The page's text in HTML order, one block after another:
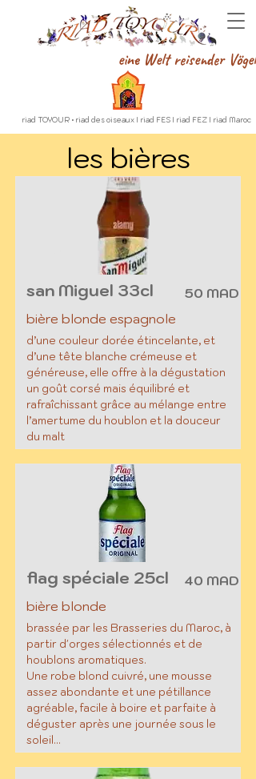
eine Welt reisender Vögel
riad TOYOUR • riad des oiseaux I riad FES I riad FEZ I riad Maroc
les bières
san Miguel 33cl
50 MAD
bière blonde espagnole
d’une couleur dorée étincelante, et
d’une tête blanche crémeuse et
généreuse, elle offre à la dégustation
un goût corsé mais équilibré et
rafraîchissant grâce au mélange entre
l’amertume du houblon et la douceur
du malt
flag spéciale 25cl
40 MAD
bière blonde
brassée par les Brasseries du Maroc, à
partir d'orges sélectionnés et de
houblons aromatiques.
Une robe blond cuivré, une mousse
assez abondante et une pétillance
agréable, facile à boire et parfaite à
déguster après une journée sous le
soleil...